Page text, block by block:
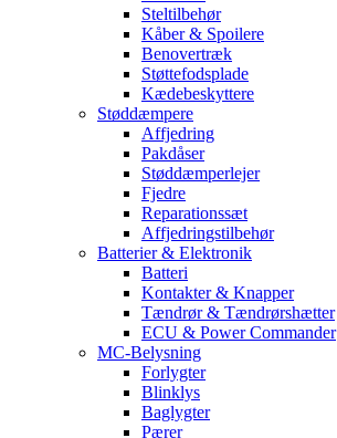
Steltilbehør
Kåber & Spoilere
Benovertræk
Støttefodsplade
Kædebeskyttere
Støddæmpere
Affjedring
Pakdåser
Støddæmperlejer
Fjedre
Reparationssæt
Affjedringstilbehør
Batterier & Elektronik
Batteri
Kontakter & Knapper
Tændrør & Tændrørshætter
ECU & Power Commander
MC-Belysning
Forlygter
Blinklys
Baglygter
Pærer